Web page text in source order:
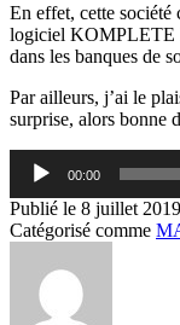
En effet, cette société
logiciel KOMPLETE
dans les banques de
Par ailleurs, j’ai le
surprise, alors bonne
Lecteur
audio
00:00
Publié le 8 juillet 2019
Catégorisé comme